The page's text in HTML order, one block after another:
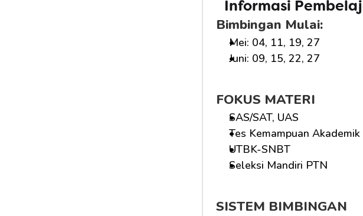
Informasi
Bimbingan Mulai:
Mei: 04, 11, 19, 27
Juni: 09, 15, 22, 27
FOKUS MATERI
SAS/SAT, UAS
Tes Kemampuan Akademik
UTBK-SNBT
Seleksi Mandiri PTN
SISTEM BIMBINGAN